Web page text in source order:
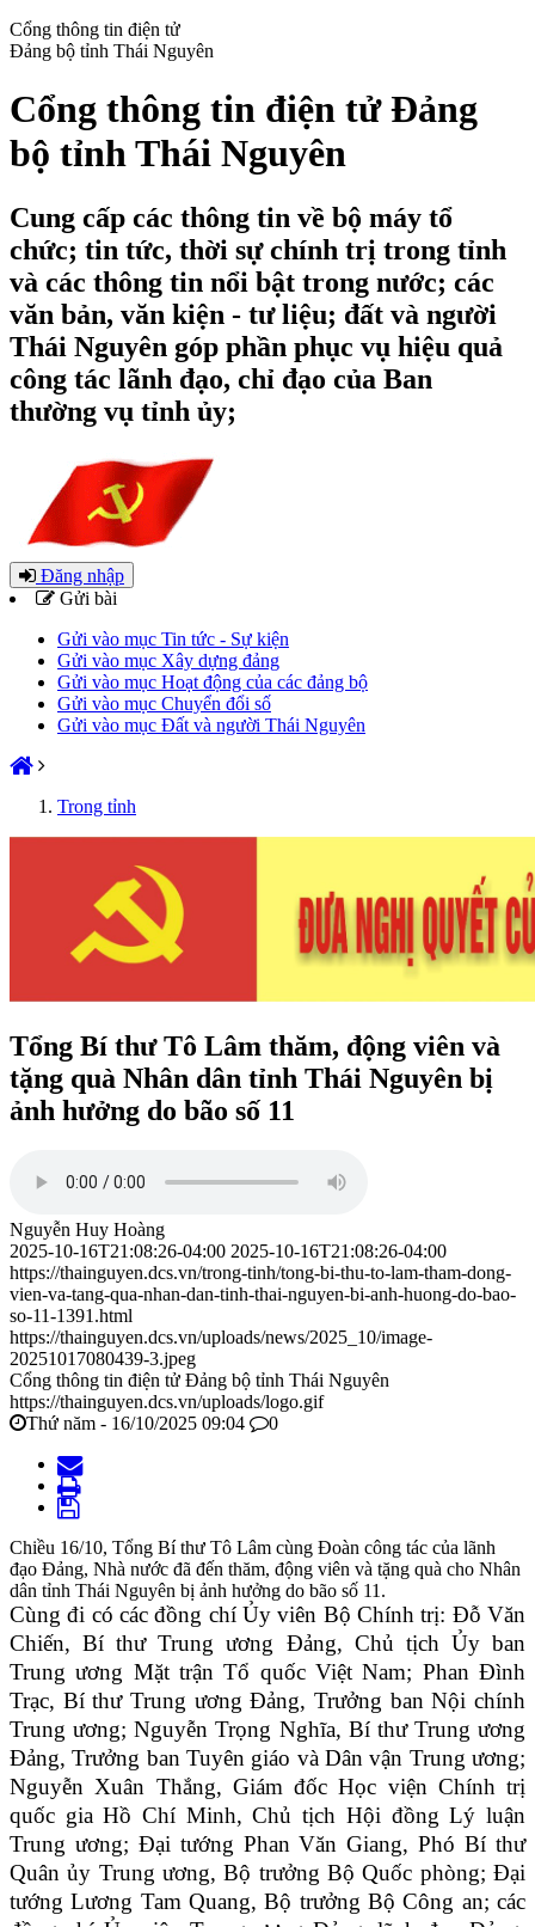
Cổng thông tin điện tử
Đảng bộ tỉnh Thái Nguyên
Cổng thông tin điện tử Đảng
bộ tỉnh Thái Nguyên
Cung cấp các thông tin về bộ máy tổ
chức; tin tức, thời sự chính trị trong tỉnh
và các thông tin nổi bật trong nước; các
văn bản, văn kiện - tư liệu; đất và người
Thái Nguyên góp phần phục vụ hiệu quả
công tác lãnh đạo, chỉ đạo của Ban
thường vụ tỉnh ủy;
Đăng nhập
Gửi bài
Gửi vào mục Tin tức - Sự kiện
Gửi vào mục Xây dựng đảng
Gửi vào mục Hoạt động của các đảng bộ
Gửi vào mục Chuyển đổi số
Gửi vào mục Đất và người Thái Nguyên
Trong tỉnh
Tổng Bí thư Tô Lâm thăm, động viên và
tặng quà Nhân dân tỉnh Thái Nguyên bị
ảnh hưởng do bão số 11
Nguyễn Huy Hoàng
2025-10-16T21:08:26-04:00 2025-10-16T21:08:26-04:00
https://thainguyen.dcs.vn/trong-tinh/tong-bi-thu-to-lam-tham-dong-
vien-va-tang-qua-nhan-dan-tinh-thai-nguyen-bi-anh-huong-do-bao-
so-11-1391.html
https://thainguyen.dcs.vn/uploads/news/2025_10/image-
20251017080439-3.jpeg
Cổng thông tin điện tử Đảng bộ tỉnh Thái Nguyên
https://thainguyen.dcs.vn/uploads/logo.gif
Thứ năm - 16/10/2025 09:04
0
Chiều 16/10, Tổng Bí thư Tô Lâm cùng Đoàn công tác của lãnh
đạo Đảng, Nhà nước đã đến thăm, động viên và tặng quà cho Nhân
dân tỉnh Thái Nguyên bị ảnh hưởng do bão số 11.
Cùng đi có các đồng chí Ủy viên Bộ Chính trị: Đỗ Văn
Chiến, Bí thư Trung ương Đảng, Chủ tịch Ủy ban
Trung ương Mặt trận Tổ quốc Việt Nam; Phan Đình
Trạc, Bí thư Trung ương Đảng, Trưởng ban Nội chính
Trung ương; Nguyễn Trọng Nghĩa, Bí thư Trung ương
Đảng, Trưởng ban Tuyên giáo và Dân vận Trung ương;
Nguyễn Xuân Thắng, Giám đốc Học viện Chính trị
quốc gia Hồ Chí Minh, Chủ tịch Hội đồng Lý luận
Trung ương; Đại tướng Phan Văn Giang, Phó Bí thư
Quân ủy Trung ương, Bộ trưởng Bộ Quốc phòng; Đại
tướng Lương Tam Quang, Bộ trưởng Bộ Công an; các